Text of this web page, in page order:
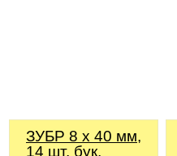
ЗУБР 8 x 40 мм,
14 шт, бук,